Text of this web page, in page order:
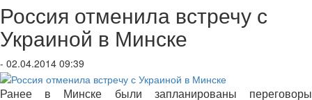
Россия отменила встречу с
Украиной в Минске
- 02.04.2014 09:39
Ранее в Минске были запланированы переговоры